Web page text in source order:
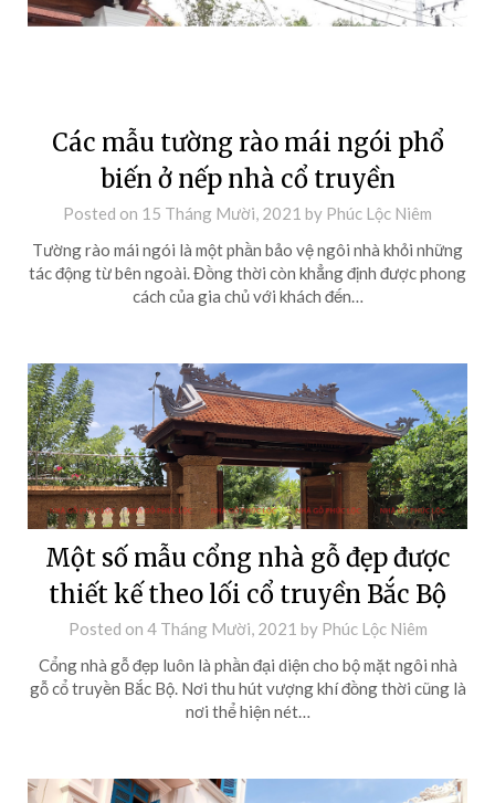
Các mẫu tường rào mái ngói phổ
biến ở nếp nhà cổ truyền
Posted on 15 Tháng Mười, 2021 by Phúc Lộc Niêm
Tường rào mái ngói là một phần bảo vệ ngôi nhà khỏi những
tác động từ bên ngoài. Đồng thời còn khẳng định được phong
cách của gia chủ với khách đến…
Một số mẫu cổng nhà gỗ đẹp được
thiết kế theo lối cổ truyền Bắc Bộ
Posted on 4 Tháng Mười, 2021 by Phúc Lộc Niêm
Cổng nhà gỗ đẹp luôn là phần đại diện cho bộ mặt ngôi nhà
gỗ cổ truyền Bắc Bộ. Nơi thu hút vượng khí đồng thời cũng là
nơi thể hiện nét…